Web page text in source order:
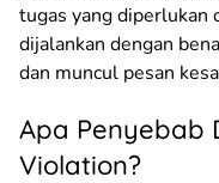
tugas yang diperlukan
dijalankan dengan
dan muncul pesan
Apa Penyebab
Violation?